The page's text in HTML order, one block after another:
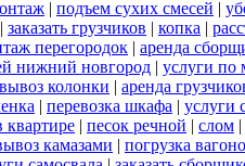
| подъем сухих смесей |
| заказать грузчиков | копка |
перегородок | аренда
нижний новгород | услуги по
вывоз колонки | аренда
| перевозка шкафа | услуги
квартире | песок речной | слом |
камазами | погрузка